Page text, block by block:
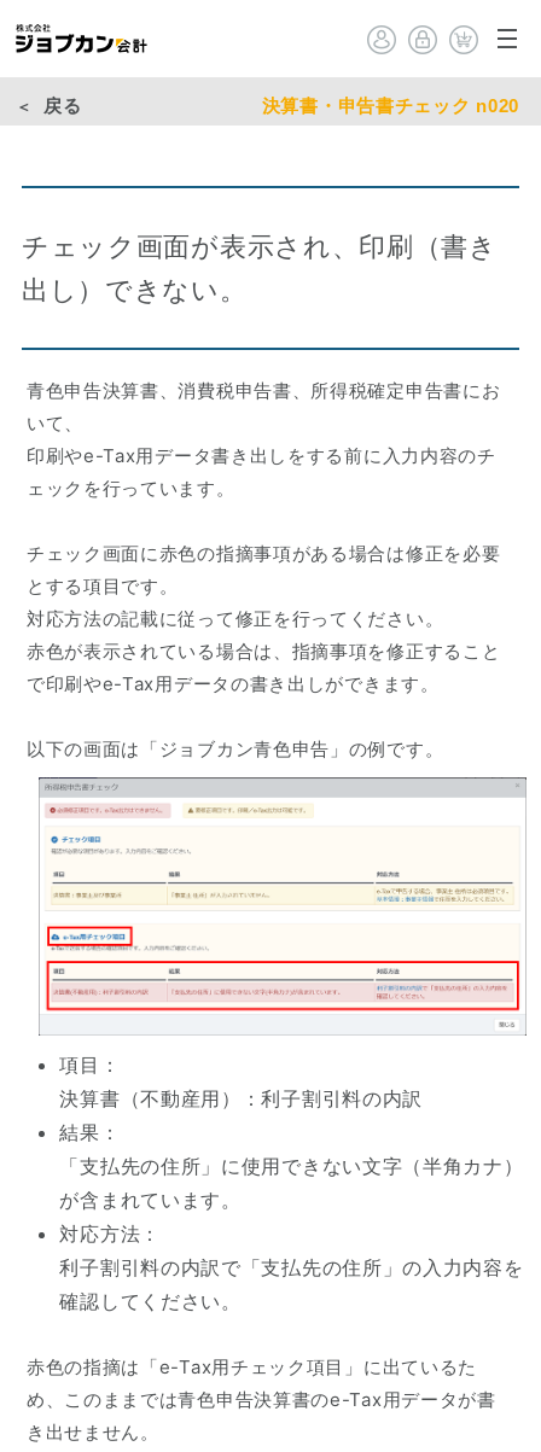
戻る 決算書・申告書チェック n020
チェック画面が表示され、印刷（書き
出し）できない。
青色申告決算書、消費税申告書、所得税確定申告書にお
いて、
印刷やe-Tax用データ書き出しをする前に入力内容のチ
ェックを行っています。
チェック画面に赤色の指摘事項がある場合は修正を必要
とする項目です。
対応方法の記載に従って修正を行ってください。
赤色が表示されている場合は、指摘事項を修正すること
で印刷やe-Tax用データの書き出しができます。
以下の画面は「ジョブカン青色申告」の例です。
項目：
決算書（不動産用）：利子割引料の内訳
結果：
「支払先の住所」に使用できない文字（半角カナ）
が含まれています。
対応方法：
利子割引料の内訳で「支払先の住所」の入力内容を
確認してください。
赤色の指摘は「e-Tax用チェック項目」に出ているた
め、このままでは青色申告決算書のe-Tax用データが書
き出せません。